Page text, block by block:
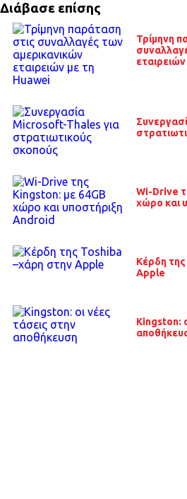
Διάβασε επίσης
Τρίμηνη
Wi-Drive
χώρο και
Κέρδη
Apple
Kingston: